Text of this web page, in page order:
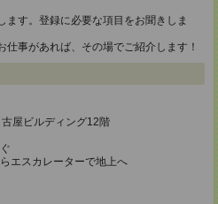
ます。登録に必要な項目をお聞きしま
事があれば、その場でご紹介します！
屋ビルディング12階
エスカレーターで地上へ